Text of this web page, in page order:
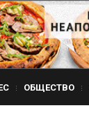
ОБЩЕСТВО